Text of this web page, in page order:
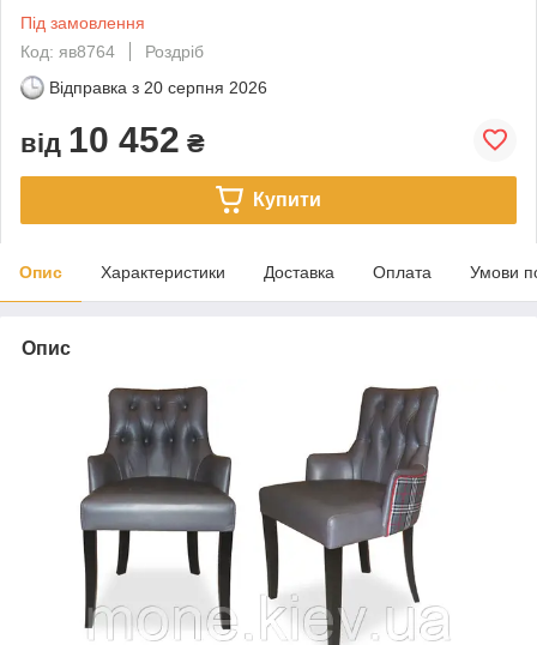
Під замовлення
Код: яв8764
Роздріб
Відправка з 20 серпня 2026
від 10 452 ₴
Купити
Опис Характеристики Доставка Оплата Умови
Опис